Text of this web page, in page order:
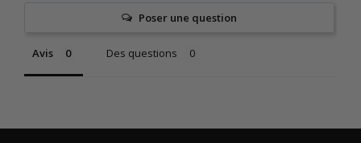
Poser une question
Avis Des questions